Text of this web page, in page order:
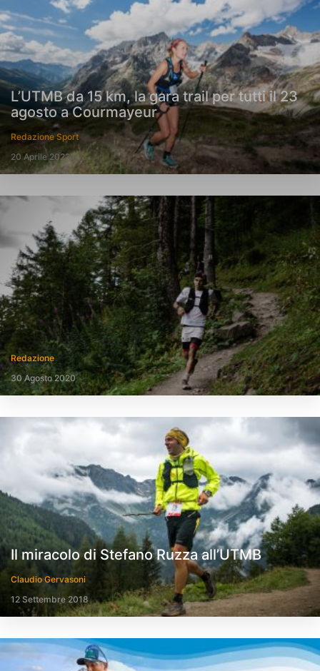
L’UTMB da 15 km, la gara trail per tutti il 23
agosto a Courmayeur
Redazione Sport
20 Aprile 2022
Redazione
30 Agosto 2020
Il miracolo di Stefano Ruzza all’UTMB
Claudio Gervasoni
12 Settembre 2018